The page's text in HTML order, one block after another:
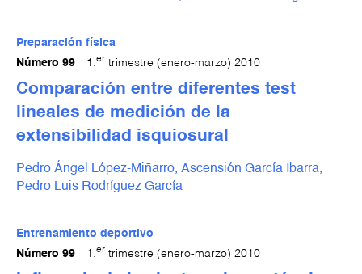
Preparación física
Número 99
1. er trimestre (enero-marzo) 2010
Comparación entre diferentes test
lineales de medición de la
extensibilidad isquiosural
Pedro Ángel López-Miñarro, Ascensión García Ibarra,
Pedro Luis Rodríguez García
Entrenamiento deportivo
Número 99
1. er trimestre (enero-marzo) 2010